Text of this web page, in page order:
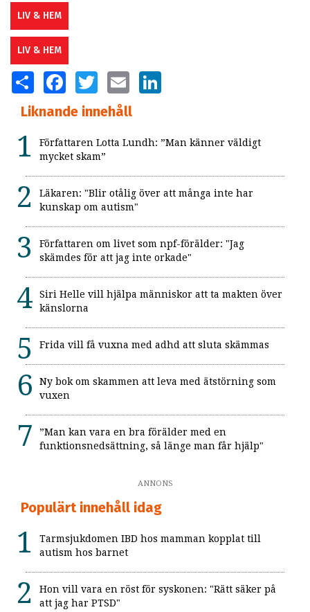
LIV & HEM
LIV & HEM
SHARE FACEBOOKTWITTER EMAIL
Liknande innehåll
Författaren Lotta Lundh: ”Man känner väldigt
mycket skam”
Läkaren: "Blir otålig över att många inte har
kunskap om autism"
Författaren om livet som npf-förälder: "Jag
skämdes för att jag inte orkade"
Siri Helle vill hjälpa människor att ta makten över
känslorna
Frida vill få vuxna med adhd att sluta skämmas
Ny bok om skammen att leva med ätstörning som
vuxen
”Man kan vara en bra förälder med en
funktionsnedsättning, så länge man får hjälp"
ANNONS
Populärt innehåll idag
Tarmsjukdomen IBD hos mamman kopplat till
autism hos barnet
Hon vill vara en röst för syskonen: "Rätt säker på
att jag har PTSD"